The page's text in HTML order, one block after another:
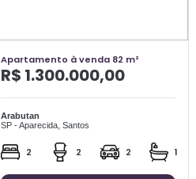
Apartamento à venda 82 m²
R$ 1.300.000,00
Arabutan
SP - Aparecida, Santos
2 2 2 1